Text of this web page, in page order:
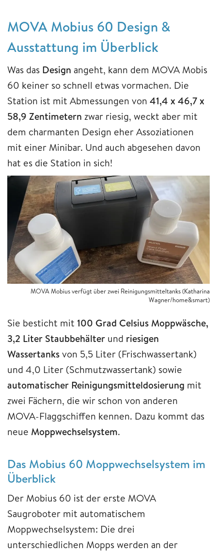
MOVA Mobius 60 Design &
Ausstattung im Überblick
Was das Design angeht, kann dem MOVA Mobis
60 keiner so schnell etwas vormachen. Die
Station ist mit Abmessungen von 41,4 x 46,7 x
58,9 Zentimetern zwar riesig, weckt aber mit
dem charmanten Design eher Assoziationen
mit einer Minibar. Und auch abgesehen davon
hat es die Station in sich!
MOVA Mobius verfügt über zwei Reinigungsmitteltanks (Katharina
Wagner/home&smart)
Sie besticht mit 100 Grad Celsius Moppwäsche,
3,2 Liter Staubbehälter und riesigen
Wassertanksvon 5,5 Liter (Frischwassertank)
und 4,0 Liter (Schmutzwassertank) sowie
automatischer Reinigungsmitteldosierung mit
zwei Fächern, die wir schon von anderen
MOVA-Flaggschiffen kennen. Dazu kommt das
neue Moppwechselsystem.
Das Mobius 60 Moppwechselsystem im
Überblick
Der Mobius 60 ist der erste MOVA
Saugroboter mit automatischem
Moppwechselsystem: Die drei
unterschiedlichen Mopps werden an der